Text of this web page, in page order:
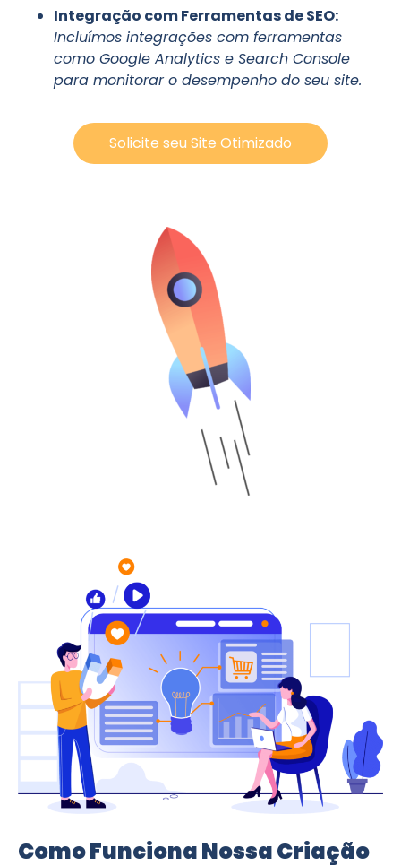
Integração com Ferramentas de SEO:
Incluímos integrações com ferramentas
como Google Analytics e Search Console
para monitorar o desempenho do seu site.
Solicite seu Site Otimizado
Como Funciona Nossa Criação